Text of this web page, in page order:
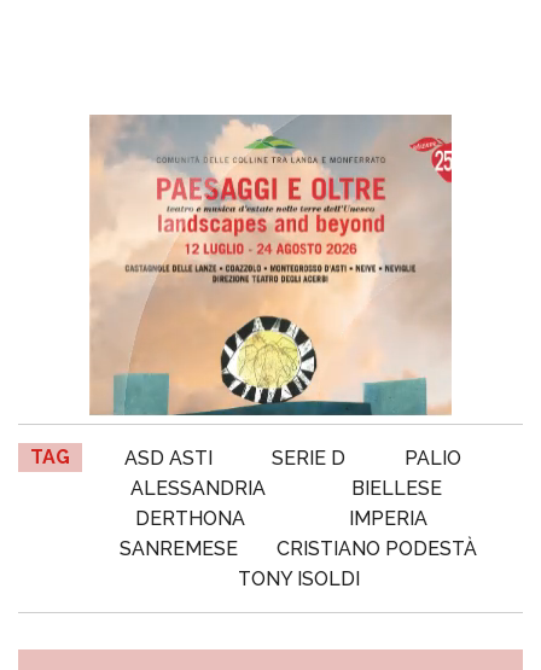
TAG ASD ASTI SERIE D
PALIO
ALESSANDRIA
BIELLESE
DERTHONA
IMPERIA
SANREMESE
CRISTIANO PODESTÀ
TONY ISOLDI